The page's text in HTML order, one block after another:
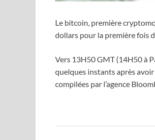
Le bitcoin, première
dollars pour la première fois
Vers 13H50 GMT (14H50 à
quelques instants après
compilées par l’agence